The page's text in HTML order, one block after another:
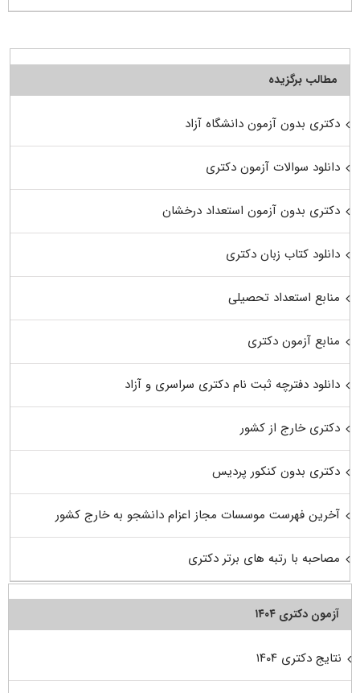
مطالب برگزیده
دکتری بدون آزمون دانشگاه آزاد
دانلود سوالات آزمون دکتری
دکتری بدون آزمون استعداد درخشان
دانلود کتاب زبان دکتری
منابع استعداد تحصیلی
منابع آزمون دکتری
دانلود دفترچه ثبت نام دکتری سراسری و آزاد
دکتری خارج از کشور
دکتری بدون کنکور پردیس
آخرین فهرست موسسات مجاز اعزام دانشجو به خارج کشور
مصاحبه با رتبه های برتر دکتری
آزمون دکتری ۱۴۰۴
نتایج دکتری ۱۴۰۴